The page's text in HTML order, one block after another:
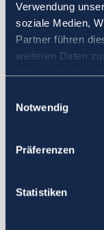
Verwendung
soziale Medien,
Partner führen
weiteren Daten
Notwendig
Präferenzen
Statistiken